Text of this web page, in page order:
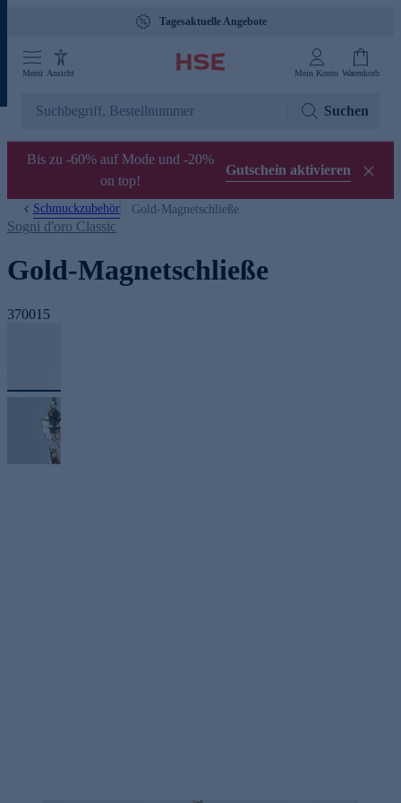
Tagesaktuelle Angebote
Menü Ansicht Mein Konto Warenkorb
Suchen
Bis zu -60% auf Mode und -20%
on top!
Gutschein aktivieren
Schmuckzubehör Gold-Magnetschließe
Sogni d'oro Classic
Gold-Magnetschließe
370015